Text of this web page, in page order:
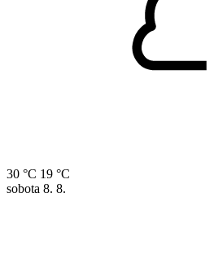
30 °C 19 °C
sobota 8. 8.